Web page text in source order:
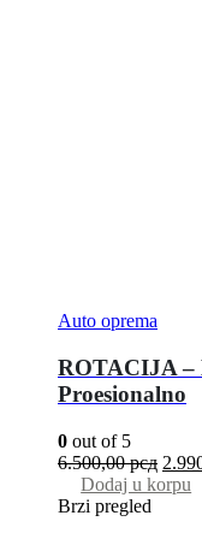
Auto oprema
ROTACIJA –
Proesionalno
0 out of 5
6.500,00рсд
Dodaj u korpu
Brzi pregled